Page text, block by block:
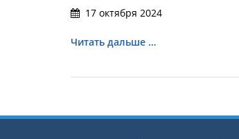
17 октября 2024
Читать дальше …